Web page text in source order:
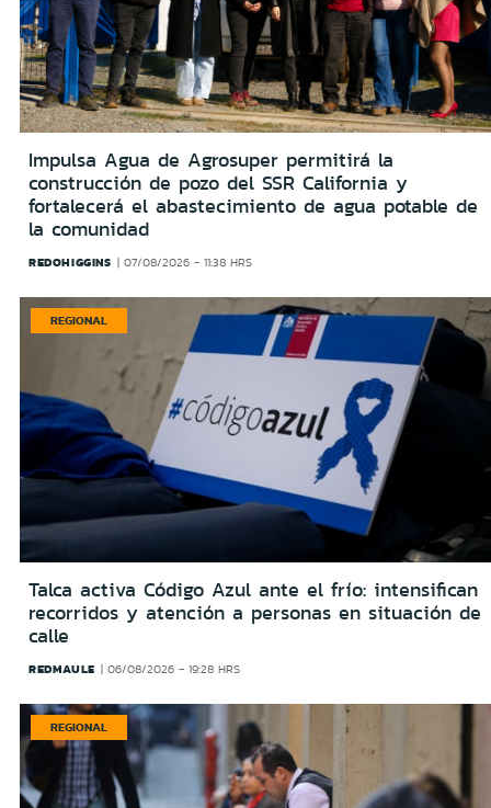
Impulsa Agua de Agrosuper permitirá la
construcción de pozo del SSR California y
fortalecerá el abastecimiento de agua potable de
la comunidad
REDOHIGGINS 07/08/2026 - 11:38 HRS
REGIONAL
Talca activa Código Azul ante el frío: intensifican
recorridos y atención a personas en situación de
calle
REDMAULE 06/08/2026 - 19:28 HRS
REGIONAL